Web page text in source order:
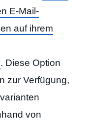
E-Mail-
auf ihrem
. Diese Option
zur Verfügung,
von